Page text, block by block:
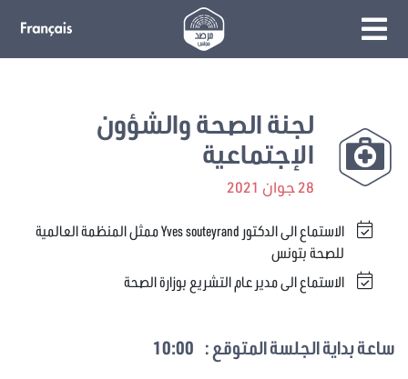
لجنة الصحة والشؤون
الإجتماعية
28 جوان 2021
الاستماع الى الدكتور Yves souteyrand ممثل المنظمة العالمية
للصحة بتونس
الاستماع الى مدير عام التشريع بوزارة الصحة
ساعة بداية الجلسة المتوقع : 10:00